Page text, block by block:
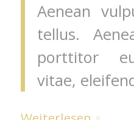
Aenean
tellus.
porttitor
vitae,